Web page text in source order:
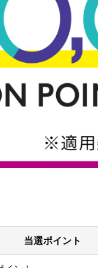
当選ポイント